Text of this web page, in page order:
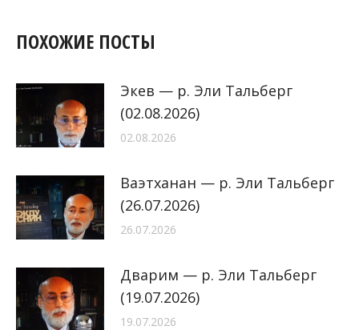
ПОХОЖИЕ ПОСТЫ
Экев — р. Эли Тальберг
(02.08.2026)
02.08.2026
Ваэтханан — р. Эли Тальберг
(26.07.2026)
26.07.2026
Дварим — р. Эли Тальберг
(19.07.2026)
19.07.2026